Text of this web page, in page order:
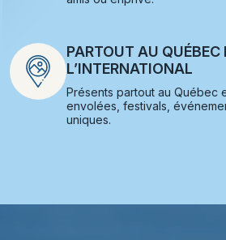
PARTOUT AU QUÉBEC
L’INTERNATIONAL
Présents partout au Québec
envolées, festivals,
uniques.